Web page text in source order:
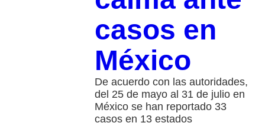
casos en
México
De acuerdo con las autoridades,
del 25 de mayo al 31 de julio en
México se han reportado 33
casos en 13 estados